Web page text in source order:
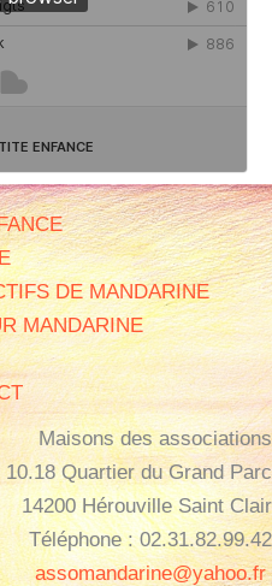
DE MANDARINE
MANDARINE
Maisons des associations
10.18 Quartier du Grand Parc
14200 Hérouville Saint Clair
Téléphone : 02.31.82.99.42
assomandarine@yahoo.fr